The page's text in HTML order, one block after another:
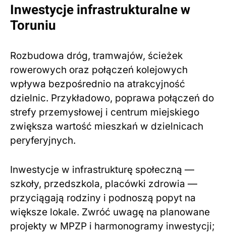
Inwestycje infrastrukturalne w
Toruniu
Rozbudowa dróg, tramwajów, ścieżek
rowerowych oraz połączeń kolejowych
wpływa bezpośrednio na atrakcyjność
dzielnic. Przykładowo, poprawa połączeń do
strefy przemysłowej i centrum miejskiego
zwiększa wartość mieszkań w dzielnicach
peryferyjnych.
Inwestycje w infrastrukturę społeczną —
szkoły, przedszkola, placówki zdrowia —
przyciągają rodziny i podnoszą popyt na
większe lokale. Zwróć uwagę na planowane
projekty w MPZP i harmonogramy inwestycji;